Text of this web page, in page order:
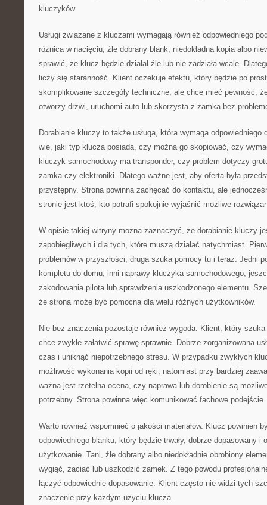
kluczyków.
Usługi związane z kluczami wymagają również odpowiedniego
różnica w nacięciu, źle dobrany blank, niedokładna kopia albo
sprawić, że klucz będzie działał źle lub nie zadziała wcale.
liczy się staranność. Klient oczekuje efektu, który będzie po
skomplikowane szczegóły techniczne, ale chce mieć pewność,
otworzy drzwi, uruchomi auto lub skorzysta z zamka bez
Dorabianie kluczy to także usługa, która wymaga
wie, jaki typ klucza posiada, czy można go skopiować, czy
kluczyk samochodowy ma transponder, czy problem dotyczy
zamka czy elektroniki. Dlatego ważne jest, aby oferta była
przystępny. Strona powinna zachęcać do kontaktu, ale
stronie jest ktoś, kto potrafi spokojnie wyjaśnić możliwe
W opisie takiej witryny można zaznaczyć, że dorabianie kluczy
zapobiegliwych i dla tych, które muszą działać natychmiast.
problemów w przyszłości, druga szuka pomocy tu i teraz. Jedni
kompletu do domu, inni naprawy kluczyka samochodowego,
zakodowania pilota lub sprawdzenia uszkodzonego elementu.
że strona może być pomocna dla wielu różnych użytkowników.
Nie bez znaczenia pozostaje również wygoda. Klient, który
chce zwykle załatwić sprawę sprawnie. Dobrze zorganizowana
czas i uniknąć niepotrzebnego stresu. W przypadku zwykłych
możliwość wykonania kopii od ręki, natomiast przy bardziej
ważna jest rzetelna ocena, czy naprawa lub dorobienie są
potrzebny. Strona powinna więc komunikować fachowe podejście.
Warto również wspomnieć o jakości materiałów. Klucz powinien
odpowiedniego blanku, który będzie trwały, dobrze dopasowany i
użytkowanie. Tani, źle dobrany albo niedokładnie obrobiony
wygiąć, zaciąć lub uszkodzić zamek. Z tego powodu
łączyć odpowiednie dopasowanie. Klient często nie widzi tych
znaczenie przy każdym użyciu klucza.